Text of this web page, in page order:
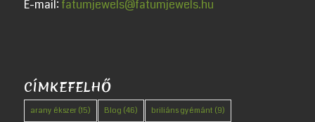
E-mail: fatumjewels@fatumjewels.hu
CÍMKEFELHŐ
arany ékszer(15) Blog (46) briliáns gyémánt (9)